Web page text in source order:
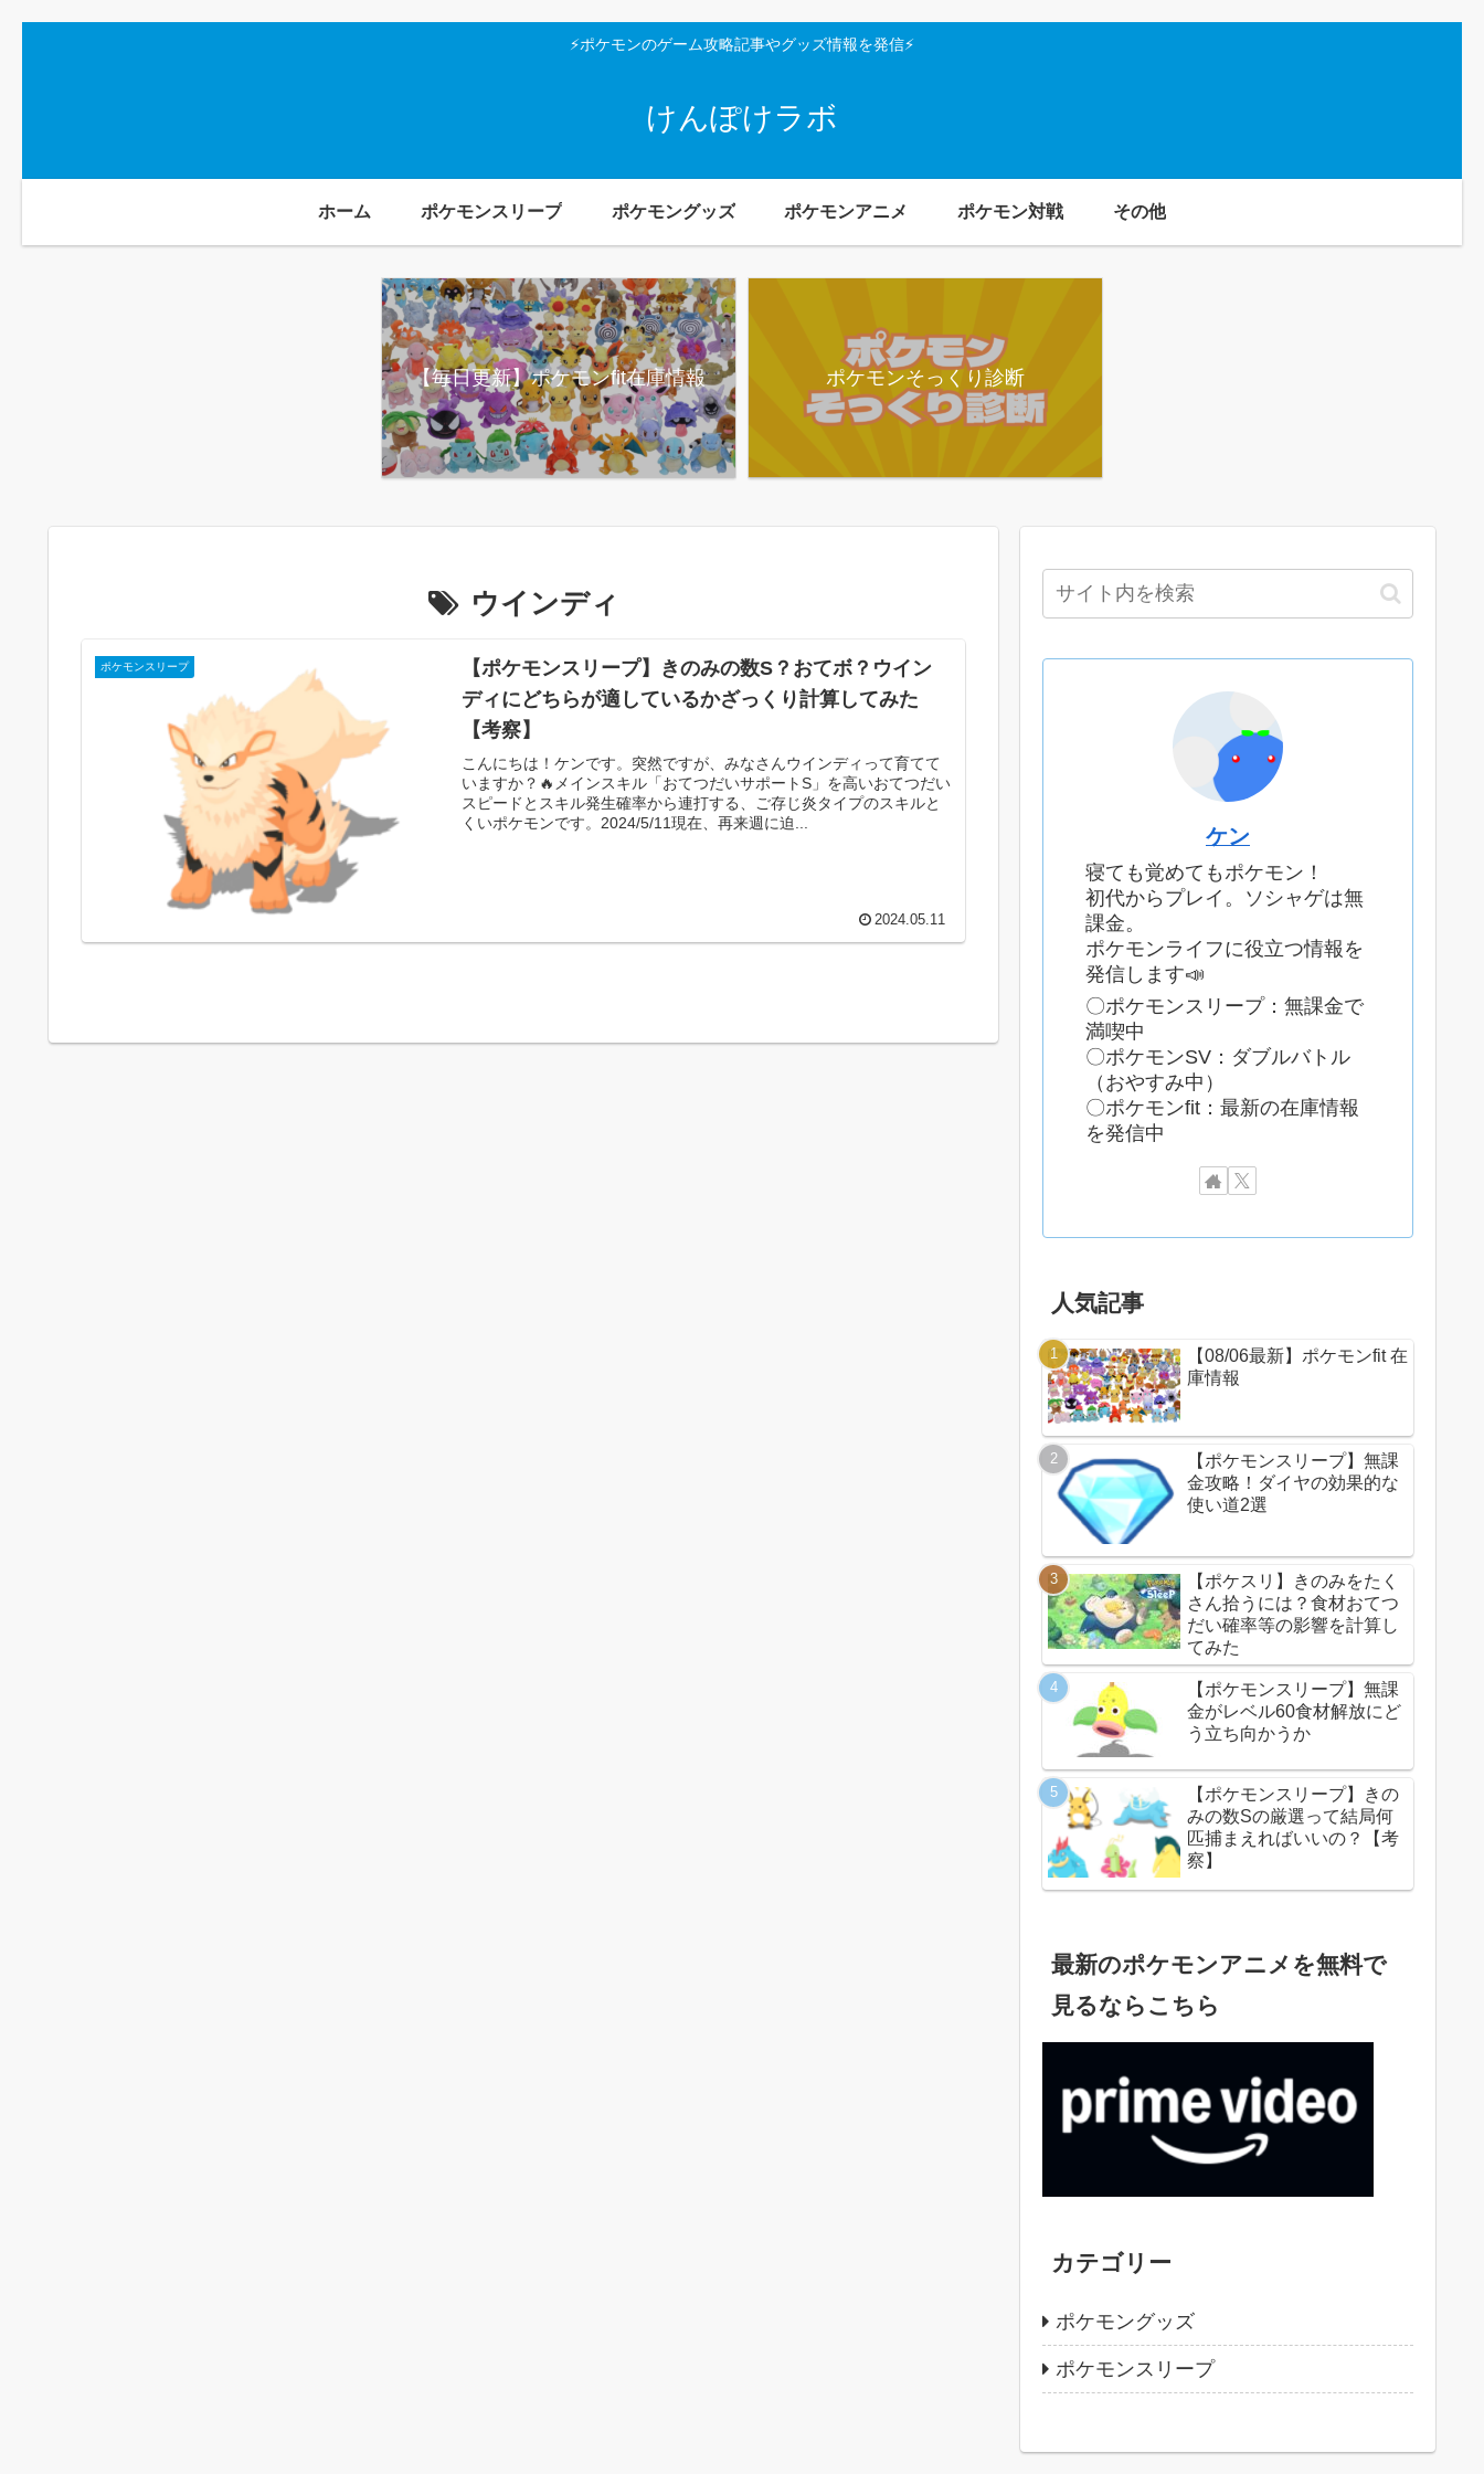
⚡ポケモンのゲーム攻略記事やグッズ情報を発信⚡
けんぽけラボ
ホーム ポケモンスリープ ポケモングッズ ポケモンアニメ ポケモン対戦 その他
【毎日更新】ポケモンfit在庫情報 ポケモンそっくり診断
ウインディ
ポケモンスリープ
【ポケモンスリープ】きのみの数S？おてボ？ウイン
ディにどちらが適しているかざっくり計算してみた
【考察】
こんにちは！ケンです。突然ですが、みなさんウインディって育てて
いますか？🔥メインスキル「おてつだいサポートS」を高いおてつだい
スピードとスキル発生確率から連打する、ご存じ炎タイプのスキルと
くいポケモンです。2024/5/11現在、再来週に迫...
2024.05.11
ケン
寝ても覚めてもポケモン！
初代からプレイ。ソシャゲは無
課金。
ポケモンライフに役立つ情報を
発信します📣
〇ポケモンスリープ：無課金で
満喫中
〇ポケモンSV：ダブルバトル
（おやすみ中）
〇ポケモンfit：最新の在庫情報
を発信中
人気記事
【08/06最新】ポケモンfit 在
庫情報
【ポケモンスリープ】無課
金攻略！ダイヤの効果的な
使い道2選
【ポケスリ】きのみをたく
さん拾うには？食材おてつ
だい確率等の影響を計算し
てみた
【ポケモンスリープ】無課
金がレベル60食材解放にど
う立ち向かうか
【ポケモンスリープ】きの
みの数Sの厳選って結局何
匹捕まえればいいの？【考
察】
最新のポケモンアニメを無料で
見るならこちら
カテゴリー
ポケモングッズ
ポケモンスリープ